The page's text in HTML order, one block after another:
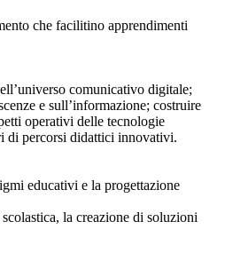
che facilitino apprendimenti
comunicativo digitale;
e sull’informazione; costruire
operativi delle tecnologie
di percorsi didattici innovativi.
educativi e la progettazione
la creazione di soluzioni